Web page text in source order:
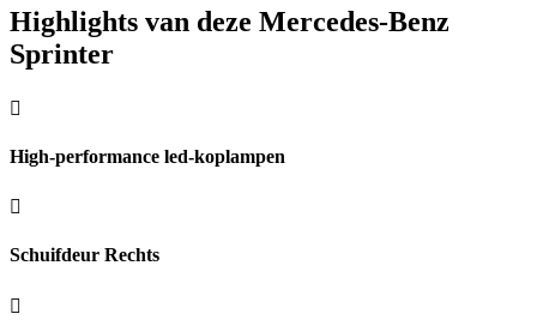
Highlights van deze Mercedes-Benz
Sprinter
High-performance led-koplampen
Schuifdeur Rechts